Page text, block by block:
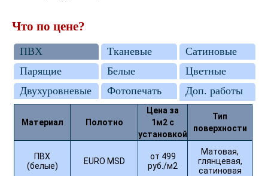
Что по цене?
ПВХ Тканевые
Сатиновые
Парящие
Белые
Цветные
Двухуровневые
Фотопечать Доп. работы
Материал Полотно
Цена за
1м2 с
установкой
Тип
поверхности
ПВХ
(белые)
EURO MSD
от 499
руб./м2
Матовая,
глянцевая,
сатиновая